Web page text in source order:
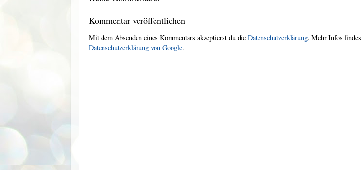
Kommentar veröffentlichen
Mit dem Absenden eines Kommentars akzeptierst du die Datenschutzerklärung. Mehr Infos
Datenschutzerklärung von Google.